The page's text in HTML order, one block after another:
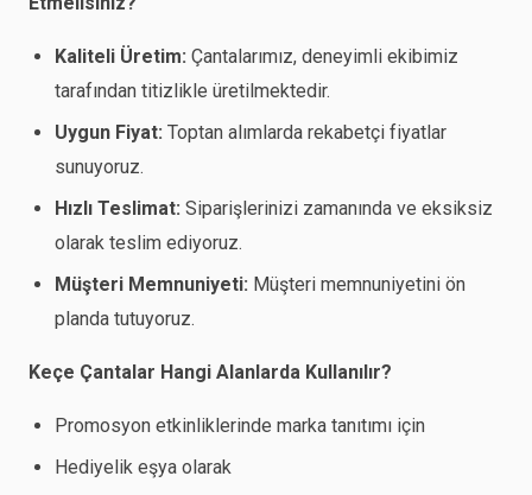
Kaliteli Üretim: Çantalarımız, deneyimli ekibimiz
tarafından titizlikle üretilmektedir.
Uygun Fiyat: Toptan alımlarda rekabetçi fiyatlar
sunuyoruz.
Hızlı Teslimat: Siparişlerinizi zamanında ve eksiksiz
olarak teslim ediyoruz.
Müşteri Memnuniyeti: Müşteri memnuniyetini ön
planda tutuyoruz.
Keçe Çantalar Hangi Alanlarda Kullanılır?
Promosyon etkinliklerinde marka tanıtımı için
Hediyelik eşya olarak